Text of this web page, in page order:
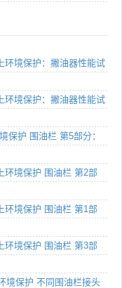
环境保护：撇油器性能试
环境保护：撇油器性能试
保护 围油栏 第5部分：
环境保护 围油栏 第2部
环境保护 围油栏 第1部
环境保护 围油栏 第3部
境保护 不同围油栏接头